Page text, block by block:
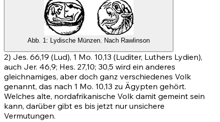
Abb. 1: Lydische Münzen. Nach Rawlinson
2) Jes. 66,19 (Lud), 1 Mo. 10,13 (Luditer, Luthers Lydien),
auch Jer. 46,9; Hes. 27,10; 30,5 wird ein anderes
gleichnamiges, aber doch ganz verschiedenes Volk
genannt, das nach 1 Mo. 10,13 zu Ägypten gehört.
Welches alte, nordafrikanische Volk damit gemeint sein
kann, darüber gibt es bis jetzt nur unsichere
Vermutungen.